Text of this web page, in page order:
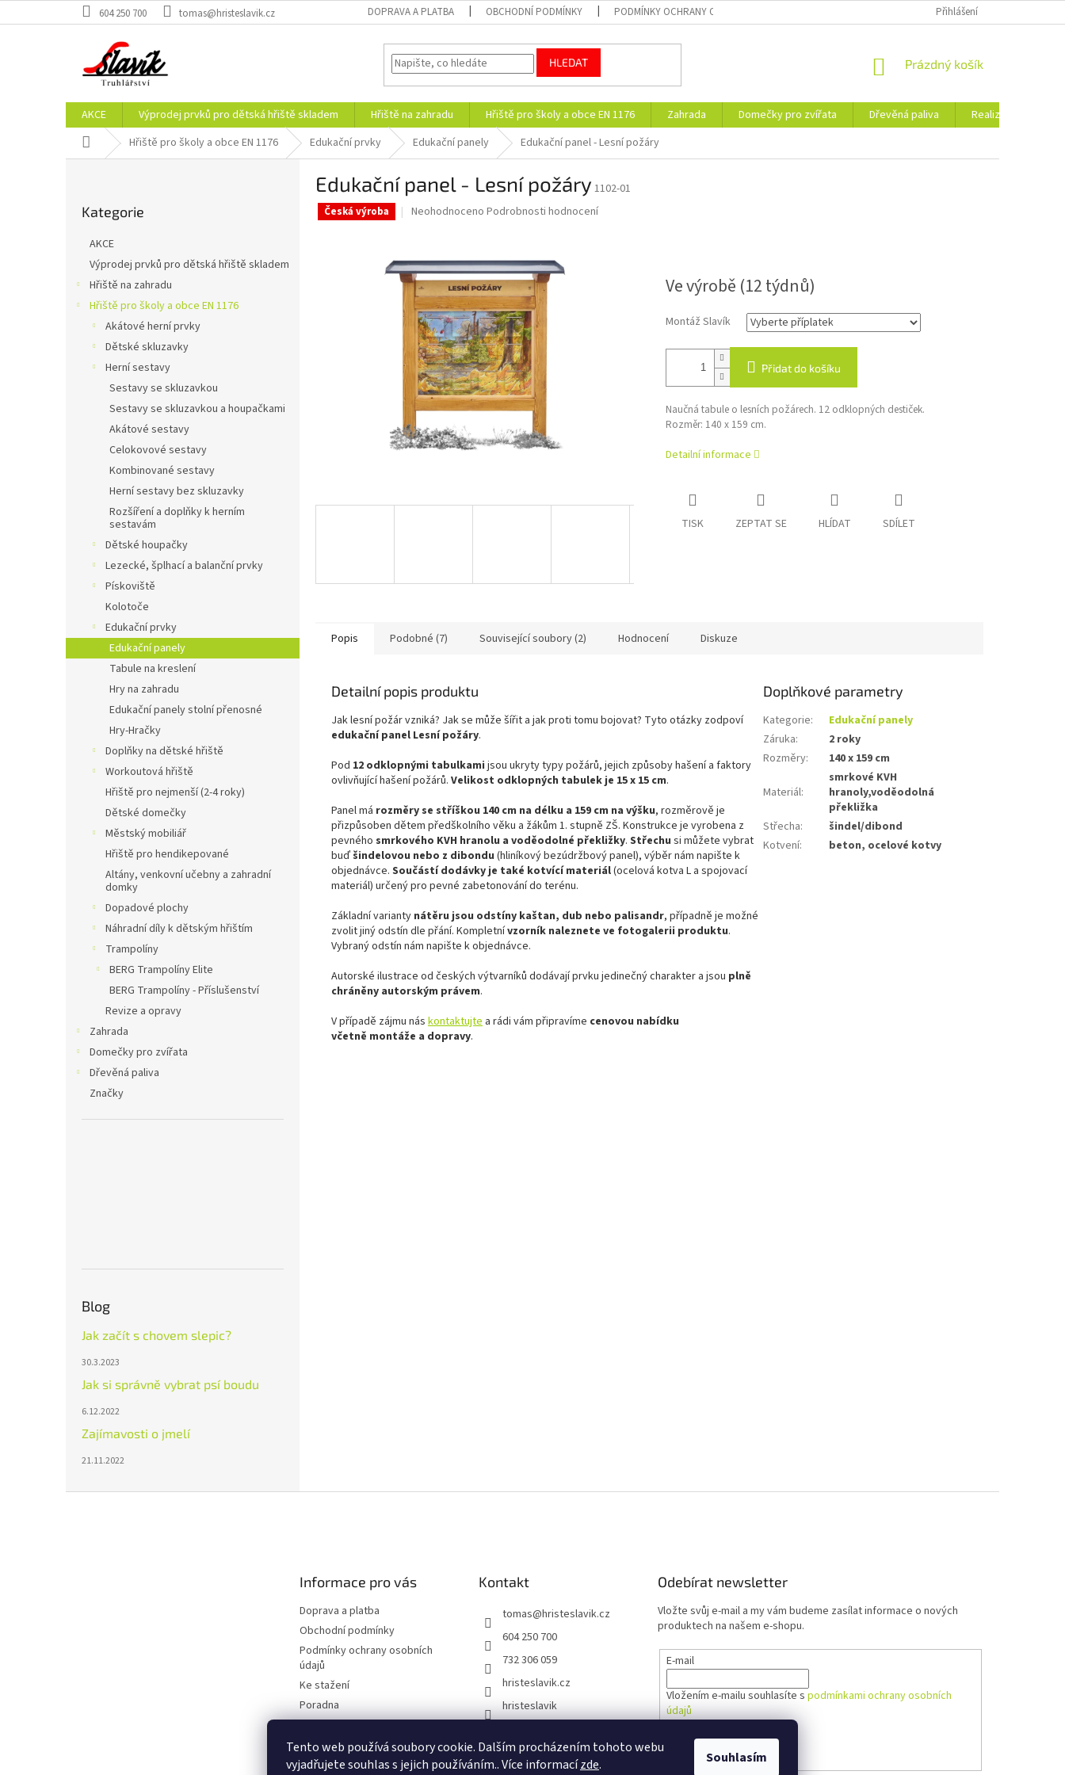
Tento web používá soubory cookie. Dalším procházením tohoto webu
vyjadřujete souhlas s jejich používáním.. Více informacízde. Souhlasím
na
604 250 700 tomas@hristeslavik.cz DOPRAVA A PLATBA OBCHODNÍ PODMÍNKY PODMÍNKY OCHRANY OSOBNÍCH ÚDAJŮ PORADNA BLOG
Přihlášení
HLEDAT
NÁKUPNÍ
Prázdný košík
AKCE Výprodej prvků pro dětská hřiště skladem Hřiště na zahradu Hřiště pro školy a obce EN 1176 Zahrada Domečky pro zvířata Dřevěná paliva Realizace
Domů Hřiště pro školy a obce EN 1176 Edukační prvky Edukační panely Edukační panel - Lesní požáry
kategorie
Kategorie
AKCE
Výprodej prvků pro dětská hřiště skladem
Hřiště na zahradu
Hřiště pro školy a obce EN 1176
Akátové herní prvky
Dětské skluzavky
Herní sestavy
Sestavy se skluzavkou
Sestavy se skluzavkou a houpačkami
Akátové sestavy
Celokovové sestavy
Kombinované sestavy
Herní sestavy bez skluzavky
Rozšíření a doplňky k herním
sestavám
Dětské houpačky
Lezecké, šplhací a balanční prvky
Pískoviště
Kolotoče
Edukační prvky
Edukační panely
Tabule na kreslení
Hry na zahradu
Edukační panely stolní přenosné
Hry-Hračky
Doplňky na dětské hřiště
Workoutová hřiště
Hřiště pro nejmenší (2-4 roky)
Dětské domečky
Městský mobiliář
Hřiště pro hendikepované
Altány, venkovní učebny a zahradní
domky
Dopadové plochy
Náhradní díly k dětským hřištím
Trampolíny
BERG Trampolíny Elite
BERG Trampolíny - Příslušenství
Revize a opravy
Zahrada
Domečky pro zvířata
Dřevěná paliva
Značky
Blog
Jak začít s chovem slepic?
30.3.2023
Jak si správně vybrat psí boudu
6.12.2022
Zajímavosti o jmelí
21.11.2022
Edukační panel - Lesní požáry 1102-01
Česká výroba
Průměrné
0,0
z
5
hvězdiček.
Neohodnoceno Podrobnosti hodnocení
Ve výrobě (12 týdnů)
Montáž Slavík
Přidat do košíku
Naučná tabule o lesních požárech. 12 odklopných destiček.
Rozměr: 140 x 159 cm.
Detailní informace
TISK ZEPTAT SE HLÍDAT SDÍLET
Popis Podobné (7) Související soubory (2) Hodnocení Diskuze
Detailní popis produktu
Jak lesní požár vzniká? Jak se může šířit a jak proti tomu bojovat? Tyto otázky zodpoví
edukační panel Lesní požáry.
Pod 12 odklopnými tabulkami jsou ukryty typy požárů, jejich způsoby hašení a faktory
ovlivňující hašení požárů. Velikost odklopných tabulek je 15 x 15 cm.
Panel má rozměry se stříškou 140 cm na délku a 159 cm na výšku, rozměrově je
přizpůsoben dětem předškolního věku a žákům 1. stupně ZŠ. Konstrukce je vyrobena z
pevného smrkového KVH hranolu a voděodolné překližky. Střechu si můžete vybrat
buďšindelovou nebo z dibondu (hliníkový bezúdržbový panel), výběr nám napište k
objednávce. Součástí dodávky je také kotvící materiál(ocelová kotva L a spojovací
materiál) určený pro pevné zabetonování do terénu.
Základní varianty nátěru jsou odstíny kaštan, dub nebo palisandr, případně je možné
zvolit jiný odstín dle přání. Kompletnívzorník naleznete ve fotogalerii produktu.
Vybraný odstín nám napište k objednávce.
Autorské ilustrace od českých výtvarníků dodávají prvku jedinečný charakter a jsou plně
chráněny autorským právem.
V případě zájmu nás kontaktujte a rádi vám připravíme cenovou nabídku
včetně montáže a dopravy.
Doplňkové parametry
Kategorie:
Edukační panely
Záruka:
2 roky
Rozměry: 140 x 159 cm
Materiál:
smrkové KVH
hranoly,voděodolná
překližka
Střecha:
šindel/dibond
Kotvení: beton, ocelové kotvy
Informace pro vás
Doprava a platba
Obchodní podmínky
Podmínky ochrany osobních
údajů
Ke stažení
Poradna
Kontakt
tomas@hristeslavik.cz
604 250 700
732 306 059
hristeslavik.cz
hristeslavik
Odebírat newsletter
Vložte svůj e-mail a my vám budeme zasílat informace o nových
produktech na našem e-shopu.
E-mail
Vložením e-mailu souhlasíte spodmínkami ochrany osobních
údajů